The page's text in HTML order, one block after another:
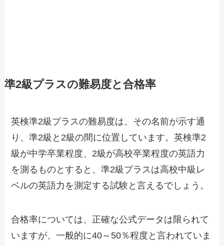
準2級プラスの難易度と合格率
英検準2級プラスの難易度は、その名前が示す通
り、準2級と2級の間に位置しています。英検準2
級が中学卒業程度、2級が高校卒業程度の英語力
を測るものとすると、準2級プラスは高校中級レ
ベルの英語力を測定する試験と言えるでしょう。
合格率については、正確な公式データは限られて
いますが、一般的に40～50％程度と言われていま